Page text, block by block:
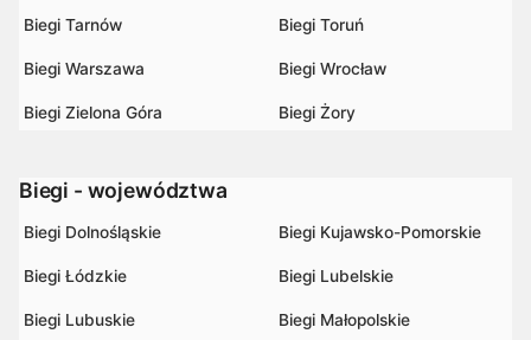
Biegi Tarnów Biegi Toruń
Biegi Warszawa Biegi Wrocław
Biegi Zielona Góra Biegi Żory
Biegi - województwa
Biegi Dolnośląskie Biegi Kujawsko-Pomorskie
Biegi Łódzkie Biegi Lubelskie
Biegi Lubuskie Biegi Małopolskie